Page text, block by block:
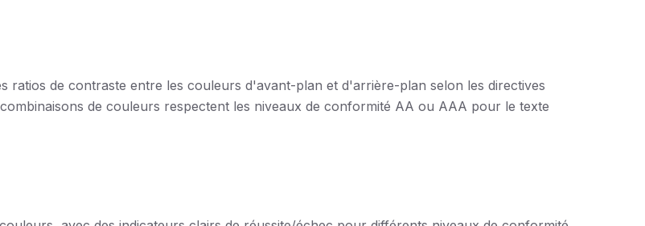
ratios de contraste entre les couleurs d'avant-plan et d'arrière-plan selon les directives
de couleurs respectent les niveaux de conformité AA ou AAA pour le texte